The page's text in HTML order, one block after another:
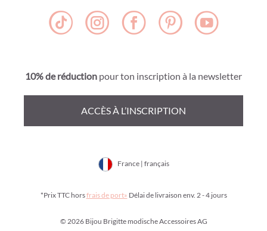
10% de réduction pour ton inscription à la newsletter
ACCÈS À L’INSCRIPTION
France | français
*Prix TTC horsfrais de port» Délai de livraison env. 2 - 4 jours
© 2026 Bijou Brigitte modische Accessoires AG